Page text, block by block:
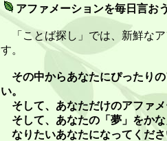
アファメーションを毎日言お
「ことば探し」では、新鮮な
す。
その中からあなたにぴったり
い。
そして、あなただけのアファ
そして、あなたの「夢」をか
なりたいあなたになってくだ